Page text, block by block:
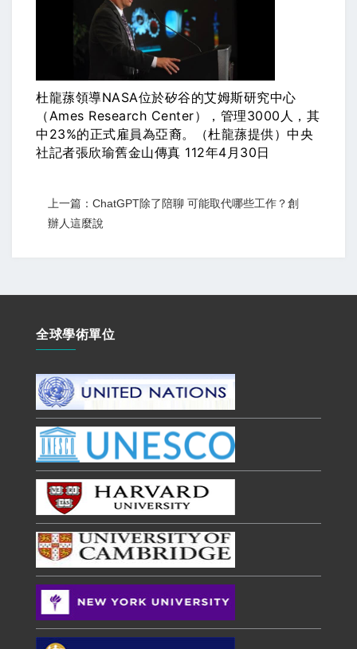
杜龍蓀領導NASA位於矽谷的艾姆斯研究中心
（Ames Research Center），管理3000人，其
中23%的正式雇員為亞裔。（杜龍蓀提供）中央
社記者張欣瑜舊金山傳真 112年4月30日
上一篇：ChatGPT除了陪聊 可能取代哪些工作？創
辦人這麼說
全球學術單位